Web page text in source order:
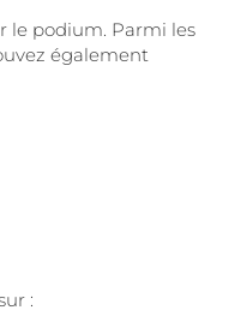
le podium. Parmi les
également
: